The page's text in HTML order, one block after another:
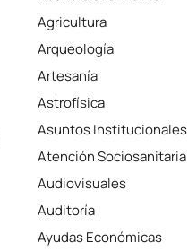
Agricultura
Arqueología
Artesanía
Astrofísica
Asuntos Institucionales
Atención Sociosanitaria
Audiovisuales
Auditoría
Ayudas Económicas